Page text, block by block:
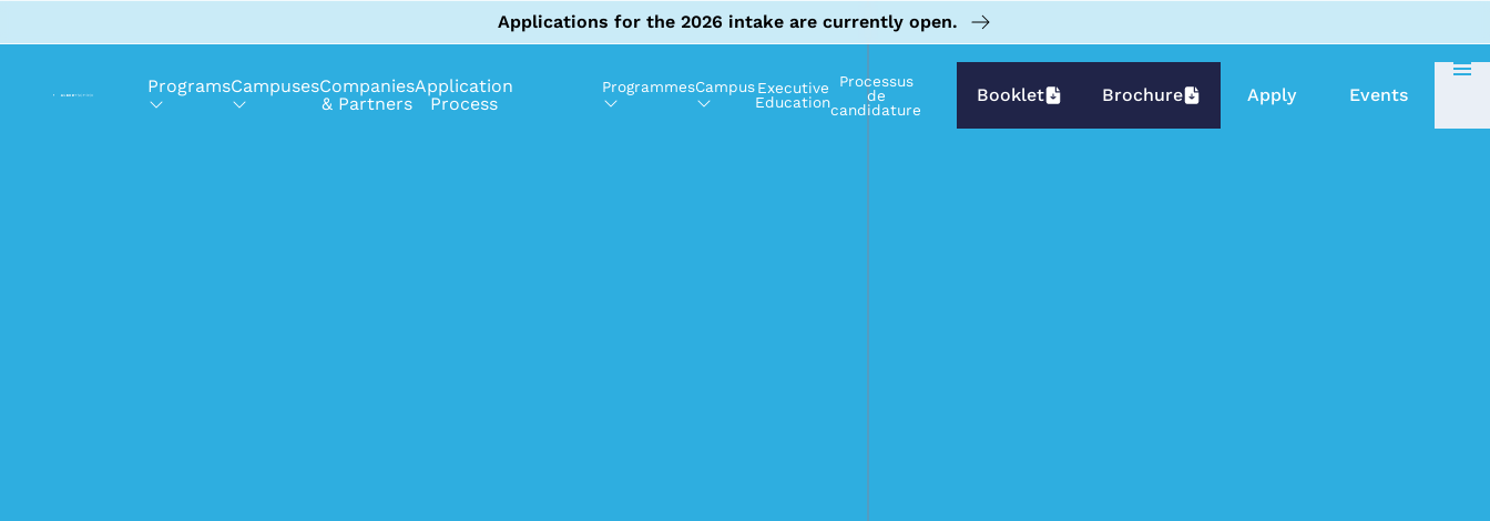
Applications for the 2026 intake are currently open.
ProgramsCampusesCompanies
& Partners
Application
Process
ProgrammesCampusExecutive
Education
Processus
de
candidature
Booklet Brochure Apply Events